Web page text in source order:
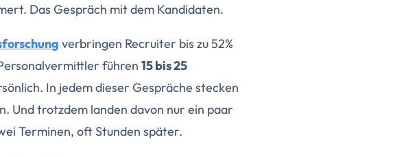
Das Gespräch mit dem Kandidaten.
verbringen Recruiter bis zu 52%
führen 15 bis 25
In jedem dieser Gespräche stecken
Und trotzdem landen davon nur ein paar
Terminen, oft Stunden später.